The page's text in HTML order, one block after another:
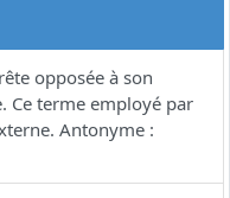
opposée à son
Ce terme employé par
Antonyme :